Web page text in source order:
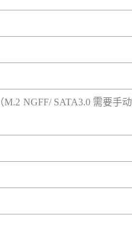
M.2 NGFF/ SATA3.0 需要手